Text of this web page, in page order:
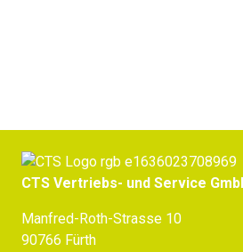
CTS Vertriebs- und Service
Manfred-Roth-Strasse 10
90766 Fürth